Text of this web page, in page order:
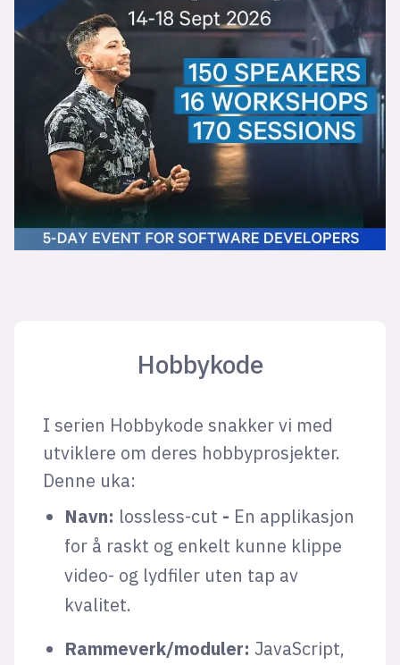
Hobbykode
I serien Hobbykode snakker vi med
utviklere om deres hobbyprosjekter.
Denne uka:
Navn: lossless-cut - En applikasjon
for å raskt og enkelt kunne klippe
video- og lydfiler uten tap av
kvalitet.
Rammeverk/moduler: JavaScript,